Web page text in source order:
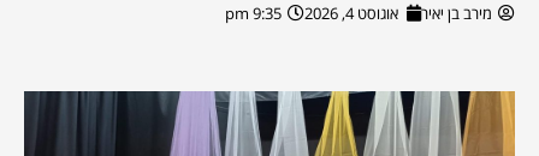
מירב בן יאיר אוגוסט 4, 2026 9:35 pm